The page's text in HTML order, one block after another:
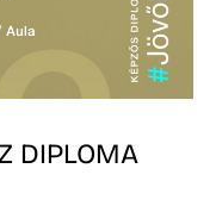
DIPLOMA